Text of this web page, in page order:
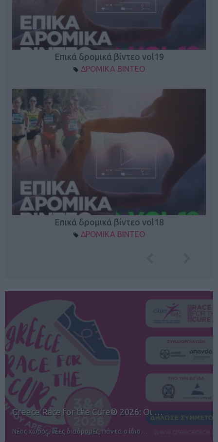
Επικά δρομικά βίντεο vol19
ΔΡΟΜΙΚΑ ΒΙΝΤΕΟ
Επικά δρομικά βίντεο vol18
ΔΡΟΜΙΚΑ ΒΙΝΤΕΟ
12ος TUI Rhodes Marathon: Άνοιγμα ε…
Αγώνες για όλους στην Ρόδο